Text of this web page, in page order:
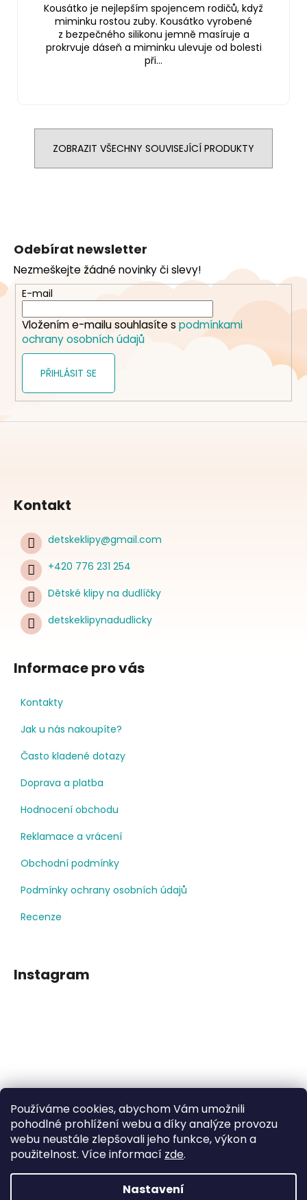
Používáme cookies, abychom Vám umožnili
pohodlné prohlížení webu a díky analýze provozu
webu neustále zlepšovali jeho funkce, výkon a
použitelnost. Více informací zde.
Nastavení
Kousátko je nejlepším spojencem rodičů, když
miminku rostou zuby. Kousátko vyrobené
z bezpečného silikonu jemně masíruje a
prokrvuje dáseň a miminku ulevuje od bolesti
při...
ZOBRAZIT VŠECHNY SOUVISEJÍCÍ PRODUKTY
a
t
Odebírat newsletter
Nezmeškejte žádné novinky či slevy!
E-mail
Vložením e-mailu souhlasíte s podmínkami
ochrany osobních údajů
PŘIHLÁSIT SE
Kontakt
detskeklipy@gmail.com
+420 776 231 254
Dětské klipy na dudlíčky
detskeklipynadudlicky
Informace pro vás
Kontakty
Jak u nás nakoupíte?
Často kladené dotazy
Doprava a platba
Hodnocení obchodu
Reklamace a vrácení
Obchodní podmínky
Podmínky ochrany osobních údajů
Recenze
Instagram
Sledovat na Instagramu
Facebook